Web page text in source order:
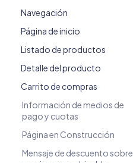
Navegación
Página de inicio
Listado de productos
Detalle del producto
Carrito de compras
Información de medios de
pago y cuotas
Página en Construcción
Mensaje de descuento sobre